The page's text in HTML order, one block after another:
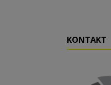
KONTAKT